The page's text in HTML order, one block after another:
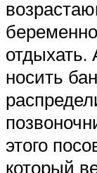
отдыхать.
носить
этого
который